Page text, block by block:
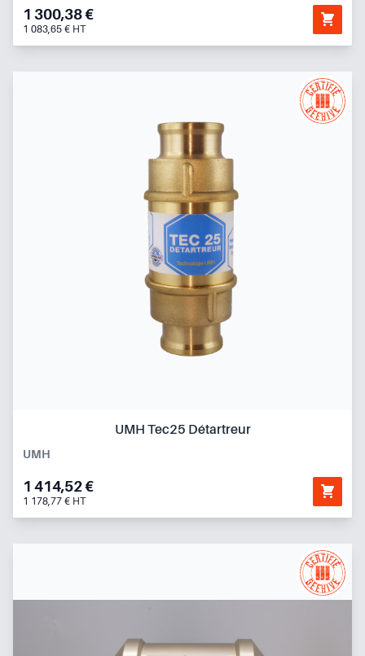
1 300,38 €
1 083,65 € HT
UMH Tec25 Détartreur
UMH
1 414,52 €
1 178,77 € HT